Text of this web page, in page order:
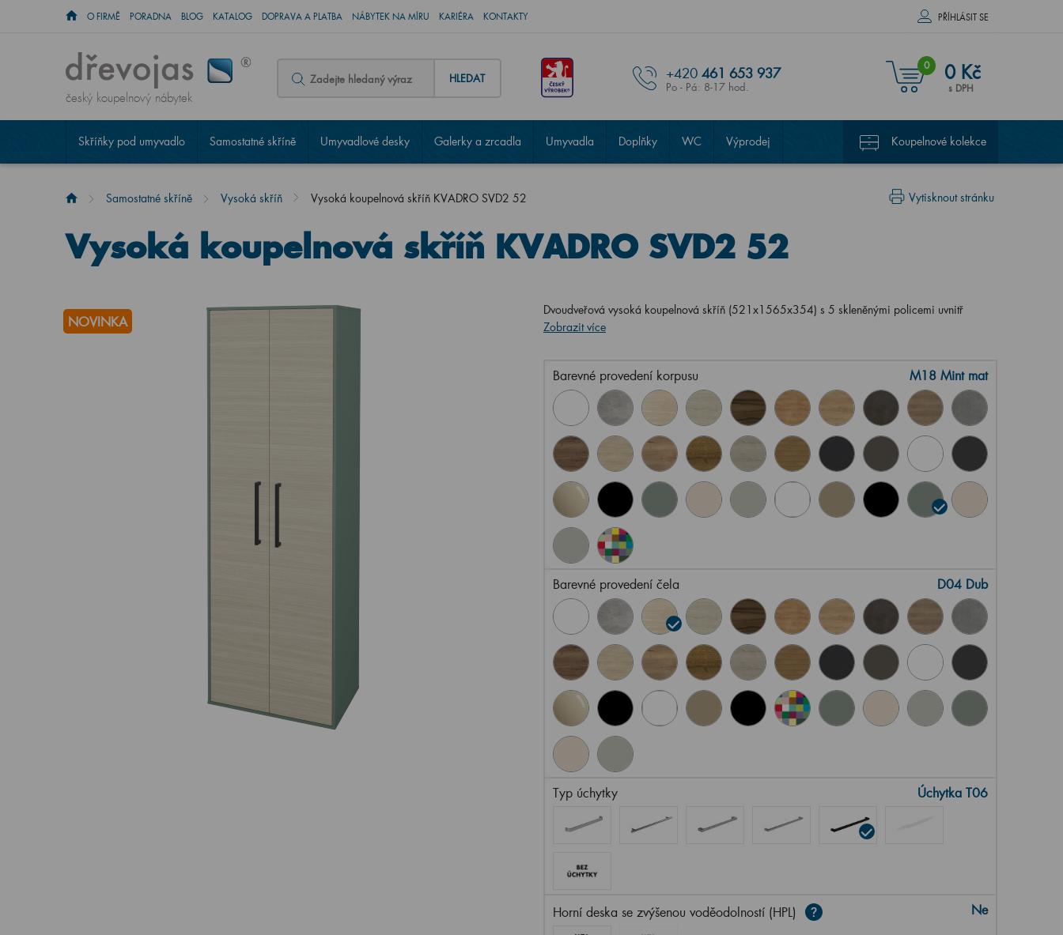
O FIRMĚ PORADNA BLOG KATALOG DOPRAVA A PLATBA NÁBYTEK NA MÍRU KARIÉRA KONTAKTY PŘÍHLÁSIT SE
český koupelnový nábytek
HLEDAT +420 461 653 937
Po - Pá: 8-17 hod.
0 0 Kč
s DPH
Skříňky pod umyvadlo Samostatné skříně Umyvadlové desky Galerky a zrcadla Umyvadla Doplňky WC Výprodej Koupelnové kolekce
Vytisknout stránku
Samostatné skříně Vysoká skříň Vysoká koupelnová skříň KVADRO SVD2 52
Vysoká koupelnová skříň KVADRO SVD2 52
NOVINKA
Dvoudveřová vysoká koupelnová skříň (521x1565x354) s 5 skleněnými policemi uvnitř
Zobrazit více
Barevné provedení korpusu M18 Mint mat
Barevné provedení čela D04 Dub
Typ úchytky Úchytka T06
Horní deska se zvýšenou voděodolností (HPL) Ne